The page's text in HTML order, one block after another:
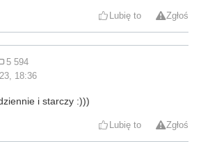
Lubię to Zgłoś
5 594
18:36
i starczy :)))
Lubię to Zgłoś